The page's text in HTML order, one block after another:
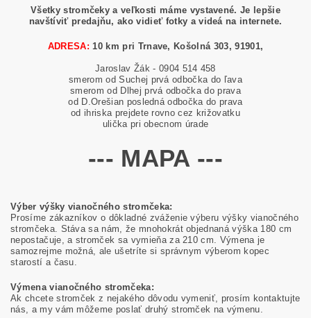
Všetky stromčeky a veľkosti máme vystavené. Je lepšie
navštíviť predajňu, ako vidieť fotky a videá na internete.
ADRESA: 10 km pri Trnave, Košolná 303, 91901,
Jaroslav Žák - 0904 514 458
smerom od Suchej prvá odbočka do ľava
smerom od Dlhej prvá odbočka do prava
od D.Orešian posledná odbočka do prava
od ihriska prejdete rovno cez križovatku
ulička pri obecnom úrade
--- MAPA ---
Výber výšky vianočného stromčeka:
Prosíme zákazníkov o dôkladné zváženie výberu výšky vianočného
stromčeka. Stáva sa nám, že mnohokrát objednaná výška 180 cm
nepostačuje, a stromček sa vymieňa za 210 cm. Výmena je
samozrejme možná, ale ušetríte si správnym výberom kopec
starostí a času.
Výmena vianočného stromčeka:
Ak chcete stromček z nejakého dôvodu vymeniť, prosím kontaktujte
nás, a my vám môžeme poslať druhý stromček na výmenu.